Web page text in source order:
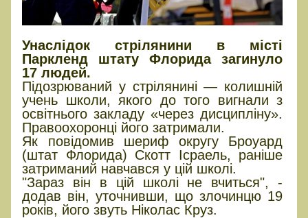
Унаслідок стрілянини в місті
Паркленд штату Флорида загинуло
17 людей.
Підозрюваний у стрілянині — колишній
учень школи, якого до того вигнали з
освітнього закладу «через дисципліну».
Правоохоронці його затримали.
Як повідомив шериф округу Броуард
(штат Флорида) Скотт Ісраель, раніше
затриманий навчався у цій школі.
"Зараз він в цій школі не вчиться", -
додав він, уточнивши, що злочинцю 19
років, його звуть Ніколас Круз.